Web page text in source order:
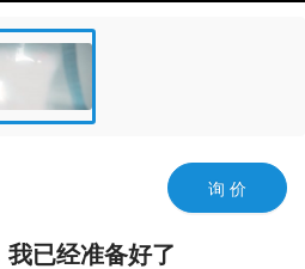
询 价
已经准备好了